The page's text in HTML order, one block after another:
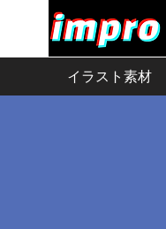
イラスト素材